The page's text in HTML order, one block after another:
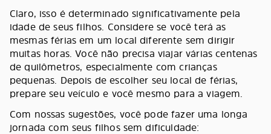
Claro, isso é determinado significativamente pela
idade de seus filhos. Considere se você terá as
mesmas férias em um local diferente sem dirigir
muitas horas. Você não precisa viajar várias centenas
de quilômetros, especialmente com crianças
pequenas. Depois de escolher seu local de férias,
prepare seu veículo e você mesmo para a viagem.
Com nossas sugestões, você pode fazer uma longa
jornada com seus filhos sem dificuldade: